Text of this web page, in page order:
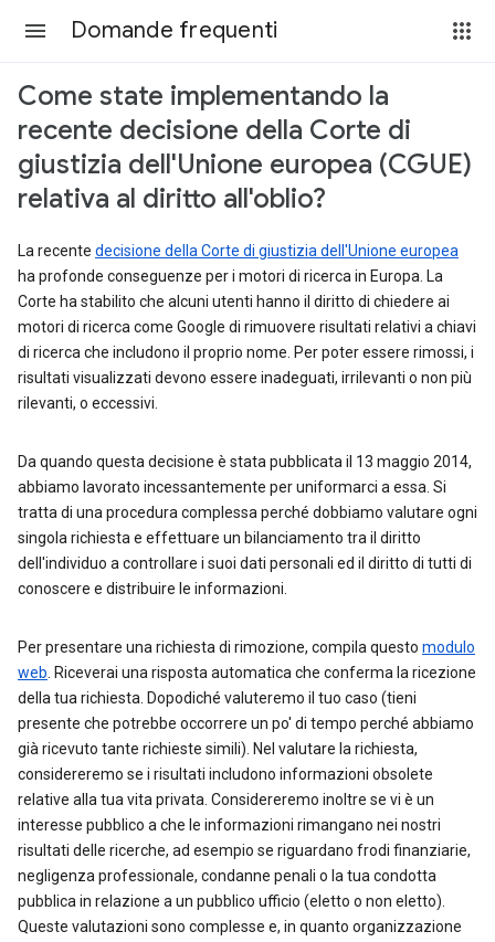
Domande frequenti
Come state implementando la
recente decisione della Corte di
giustizia dell'Unione europea (CGUE)
relativa al diritto all'oblio?
La recente decisione della Corte di giustizia dell'Unione europea
ha profonde conseguenze per i motori di ricerca in Europa. La
Corte ha stabilito che alcuni utenti hanno il diritto di chiedere ai
motori di ricerca come Google di rimuovere risultati relativi a chiavi
di ricerca che includono il proprio nome. Per poter essere rimossi, i
risultati visualizzati devono essere inadeguati, irrilevanti o non più
rilevanti, o eccessivi.
Da quando questa decisione è stata pubblicata il 13 maggio 2014,
abbiamo lavorato incessantemente per uniformarci a essa. Si
tratta di una procedura complessa perché dobbiamo valutare ogni
singola richiesta e effettuare un bilanciamento tra il diritto
dell'individuo a controllare i suoi dati personali ed il diritto di tutti di
conoscere e distribuire le informazioni.
Per presentare una richiesta di rimozione, compila questo modulo
web . Riceverai una risposta automatica che conferma la ricezione
della tua richiesta. Dopodiché valuteremo il tuo caso (tieni
presente che potrebbe occorrere un po' di tempo perché abbiamo
già ricevuto tante richieste simili). Nel valutare la richiesta,
considereremo se i risultati includono informazioni obsolete
relative alla tua vita privata. Considereremo inoltre se vi è un
interesse pubblico a che le informazioni rimangano nei nostri
risultati delle ricerche, ad esempio se riguardano frodi finanziarie,
negligenza professionale, condanne penali o la tua condotta
pubblica in relazione a un pubblico ufficio (eletto o non eletto).
Queste valutazioni sono complesse e, in quanto organizzazione